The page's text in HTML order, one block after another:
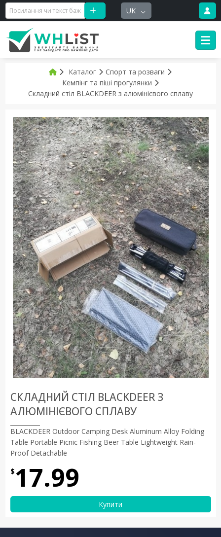
UK
Каталог
Спорт та розваги
Кемпінг та піші прогулянки
Складний стіл BLACKDEER з алюмінієвого сплаву
СКЛАДНИЙ СТІЛ BLACKDEER З
АЛЮМІНІЄВОГО СПЛАВУ
BLACKDEER Outdoor Camping Desk Aluminum Alloy Folding
Table Portable Picnic Fishing Beer Table Lightweight Rain-
Proof Detachable
$ 17.99
Купити